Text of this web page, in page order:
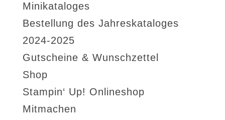
Minikataloges
Bestellung des Jahreskataloges
2024-2025
Gutscheine & Wunschzettel
Shop
Stampin‘ Up! Onlineshop
Mitmachen